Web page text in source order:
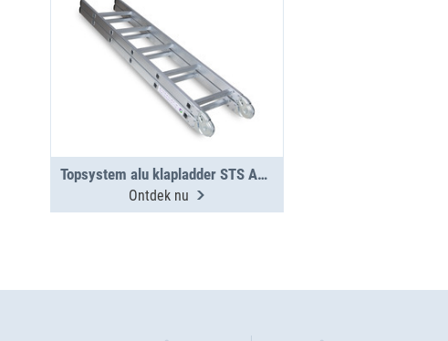
Topsystem alu klapladder STS AKL 3000
Ontdek nu